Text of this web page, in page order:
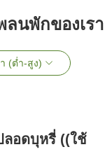
นพักของเรา
(ต่ำ-สูง)
ลอดบุหรี่ ((ใช้